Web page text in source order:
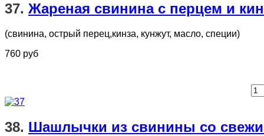
37. Жареная свинина с перцем и
(свинина, острый перец,кинза, кунжут, масло, специи)
760 руб
38. Шашлычки из свинины со